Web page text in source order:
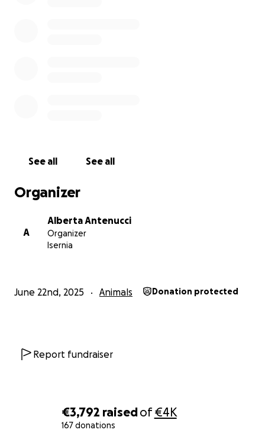
€3,792 raisedof€4K
167 donations
See all See all
Organizer
A
Alberta Antenucci
Organizer
Isernia
June 22nd, 2025 Animals Donation protected
Report fundraiser